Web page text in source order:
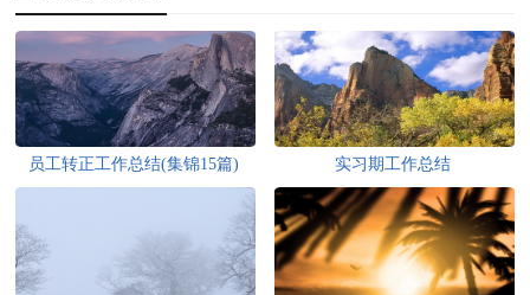
员工转正工作总结(集锦15篇) 实习期工作总结